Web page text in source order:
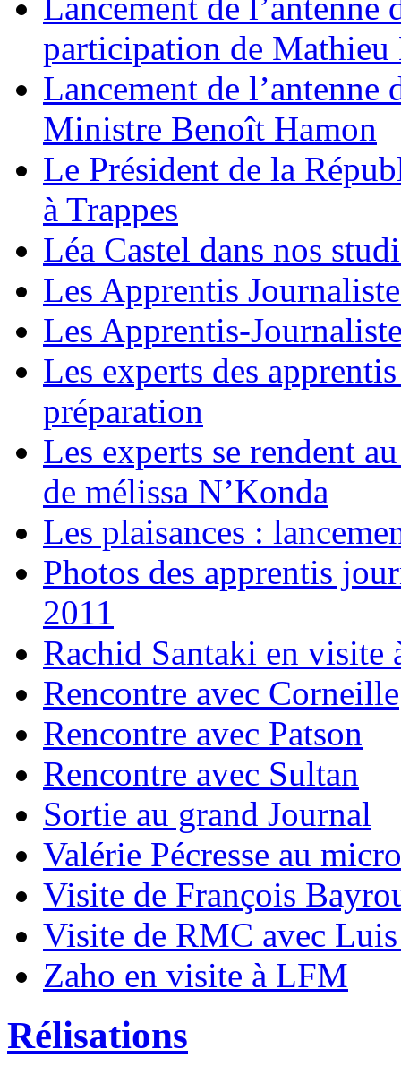
Lancement de l’antenne
participation de Mathieu
Lancement de
Ministre Benoît Hamon
Le Président de la
à Trappes
Léa Castel dans nos
Les Apprentis
Les Apprentis-
Les experts des
préparation
Les experts se rendent
de mélissa N’Konda
Les plaisances :
Photos des apprentis
2011
Rachid Santaki en visite
Rencontre avec Corneille
Rencontre avec Patson
Rencontre avec Sultan
Sortie au grand Journal
Valérie Pécresse au
Visite de François
Visite de RMC avec
Zaho en visite à LFM
Rélisations